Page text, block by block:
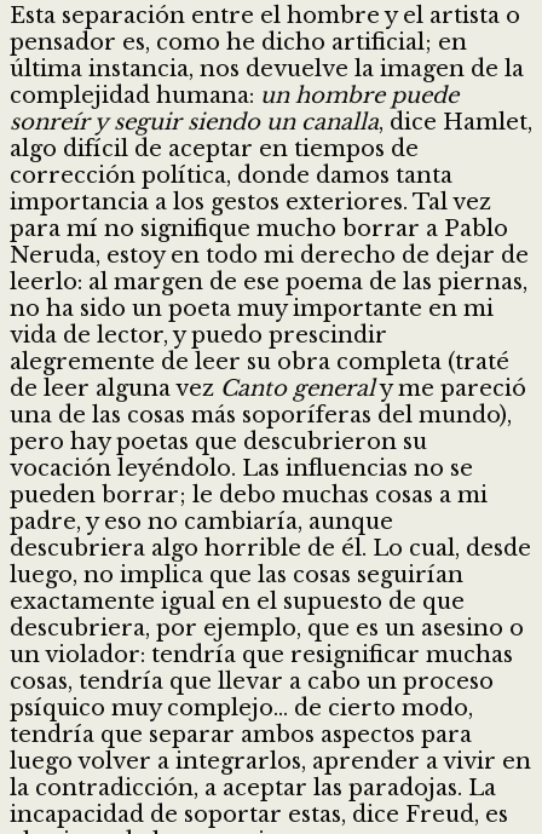
Esta separación entre el hombre y el artista o
pensador es, como he dicho artificial; en
última instancia, nos devuelve la imagen de la
complejidad humana: un hombre puede
sonreír y seguir siendo un canalla, dice Hamlet,
algo difícil de aceptar en tiempos de
corrección política, donde damos tanta
importancia a los gestos exteriores. Tal vez
para mí no signifique mucho borrar a Pablo
Neruda, estoy en todo mi derecho de dejar de
leerlo: al margen de ese poema de las piernas,
no ha sido un poeta muy importante en mi
vida de lector, y puedo prescindir
alegremente de leer su obra completa (traté
de leer alguna vez Canto generaly me pareció
una de las cosas más soporíferas del mundo),
pero hay poetas que descubrieron su
vocación leyéndolo. Las influencias no se
pueden borrar; le debo muchas cosas a mi
padre, y eso no cambiaría, aunque
descubriera algo horrible de él. Lo cual, desde
luego, no implica que las cosas seguirían
exactamente igual en el supuesto de que
descubriera, por ejemplo, que es un asesino o
un violador: tendría que resignificar muchas
cosas, tendría que llevar a cabo un proceso
psíquico muy complejo… de cierto modo,
tendría que separar ambos aspectos para
luego volver a integrarlos, aprender a vivir en
la contradicción, a aceptar las paradojas. La
incapacidad de soportar estas, dice Freud, es